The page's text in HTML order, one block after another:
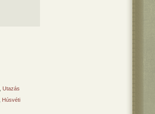
Utazás
Húsvéti